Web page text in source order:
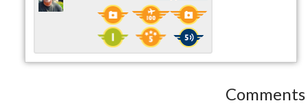
Comments